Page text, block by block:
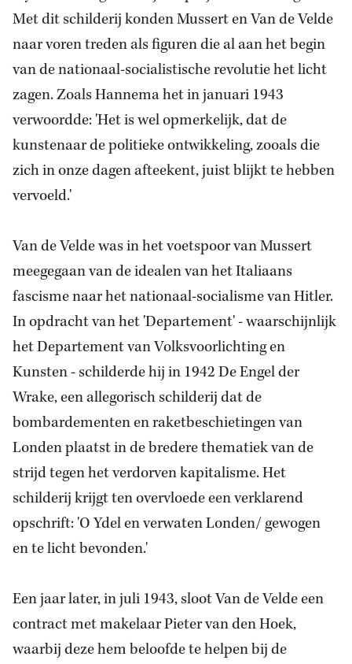
Met dit schilderij konden Mussert en Van de Velde
naar voren treden als figuren die al aan het begin
van de nationaal-socialistische revolutie het licht
zagen. Zoals Hannema het in januari 1943
verwoordde: 'Het is wel opmerkelijk, dat de
kunstenaar de politieke ontwikkeling, zooals die
zich in onze dagen afteekent, juist blijkt te hebben
vervoeld.'
Van de Velde was in het voetspoor van Mussert
meegegaan vande idealen van hetItaliaans
fascisme naar het nationaal-socialisme van Hitler.
In opdracht van het 'Departement' - waarschijnlijk
het Departement van Volksvoorlichting en
Kunsten - schilderde hij in 1942 De Engel der
Wrake, een allegorisch schilderij dat de
bombardementen en raketbeschietingen van
Londen plaatst in de bredere thematiek van de
strijd tegen het verdorven kapitalisme. Het
schilderij krijgt ten overvloede een verklarend
opschrift: 'O Ydel en verwaten Londen/ gewogen
en te licht bevonden.'
Een jaar later, in juli 1943, sloot Van de Velde een
contract met makelaar Pieter van den Hoek,
waarbij deze hem beloofde te helpen bijde